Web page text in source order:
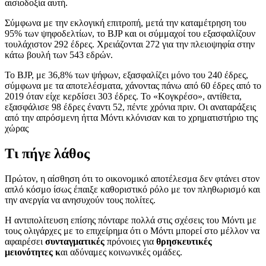
αισιοδοξία αυτή.
Σύμφωνα με την εκλογική επιτροπή, μετά την καταμέτρηση του
95% των ψηφοδελτίων, το BJP και οι σύμμαχοί του εξασφαλίζουν
τουλάχιστον 292 έδρες. Χρειάζονται 272 για την πλειοψηφία στην
κάτω βουλή των 543 εδρών.
Το BJP, με 36,8% των ψήφων, εξασφαλίζει μόνο του 240 έδρες,
σύμφωνα με τα αποτελέσματα, χάνοντας πάνω από 60 έδρες από το
2019 όταν είχε κερδίσει 303 έδρες. Το «Κογκρέσο», αντίθετα,
εξασφάλισε 98 έδρες έναντι 52, πέντε χρόνια πριν. Οι αναταράξεις
από την απρόσμενη ήττα Μόντι κλόνισαν και το χρηματιστήριο της
χώρας
Τι πήγε λάθος
Πρώτον, η αίσθηση ότι το οικονομικό αποτέλεσμα δεν φτάνει στον
απλό κόσμο ίσως έπαιξε καθοριστικό ρόλο με τον πληθωρισμό και
την ανεργία να ανησυχούν τους πολίτες.
Η αντιπολίτευση επίσης πόνταρε πολλά στις σχέσεις του Μόντι με
τους ολιγάρχες με το επιχείρημα ότι ο Μόντι μπορεί στο μέλλον να
αφαιρέσει συνταγματικές πρόνοιες για θρησκευτικές
μειονότητες και αδύναμες κοινωνικές ομάδες.